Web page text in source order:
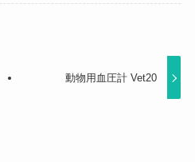
動物用血圧計 Vet20